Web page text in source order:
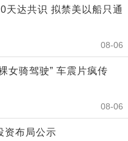
天达共识 拟禁美以船只通
08-06
女骑驾驶” 车震片疯传
08-06
资布局公示